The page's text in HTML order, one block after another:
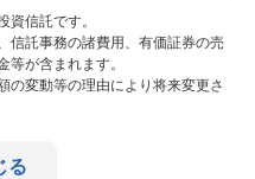
資信託です。
信託事務の諸費用、有価証券の売
等が含まれます。
の変動等の理由により将来変更さ
る